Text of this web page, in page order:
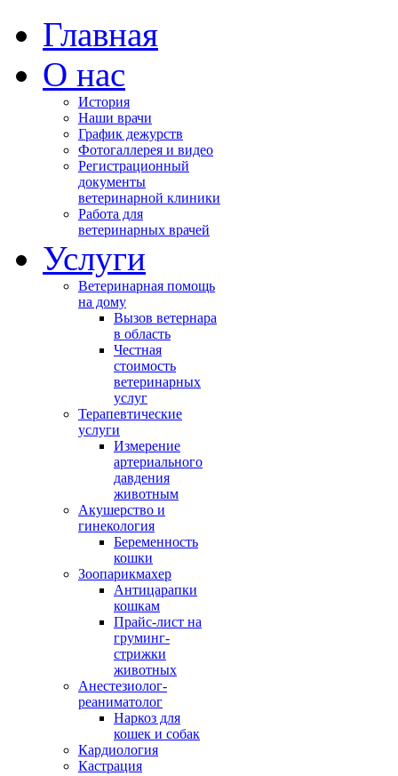
Главная
О нас
История
Наши врачи
График дежурств
Фотогаллерея и видео
Регистрационный
документы
ветеринарной клиники
Работа для
ветеринарных врачей
Услуги
Ветеринарная помощь
на дому
Вызов ветернара
в область
Честная
стоимость
ветеринарных
услуг
Терапевтические
услуги
Измерение
артериального
давдения
животным
Акушерство и
гинекология
Беременность
кошки
Зоопарикмахер
Антицарапки
кошкам
Прайс-лист на
груминг-
стрижки
животных
Анестезиолог-
реаниматолог
Наркоз для
кошек и собак
Кардиология
Кастрация